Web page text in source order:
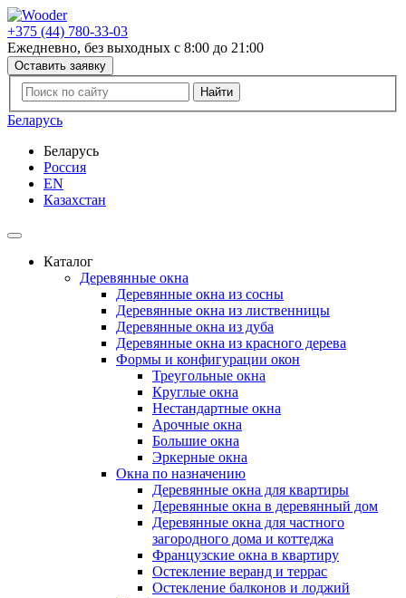
+375 (44) 780-33-03
Ежедневно, без выходных с 8:00 до 21:00
Оставить заявку
Беларусь
Беларусь
Россия
EN
Казахстан
Каталог
Деревянные окна
Деревянные окна из сосны
Деревянные окна из лиственницы
Деревянные окна из дуба
Деревянные окна из красного дерева
Формы и конфигурации окон
Треугольные окна
Круглые окна
Нестандартные окна
Арочные окна
Большие окна
Эркерные окна
Окна по назначению
Деревянные окна для квартиры
Деревянные окна в деревянный дом
Деревянные окна для частного
загородного дома и коттеджа
Французские окна в квартиру
Остекление веранд и террас
Остекление балконов и лоджий